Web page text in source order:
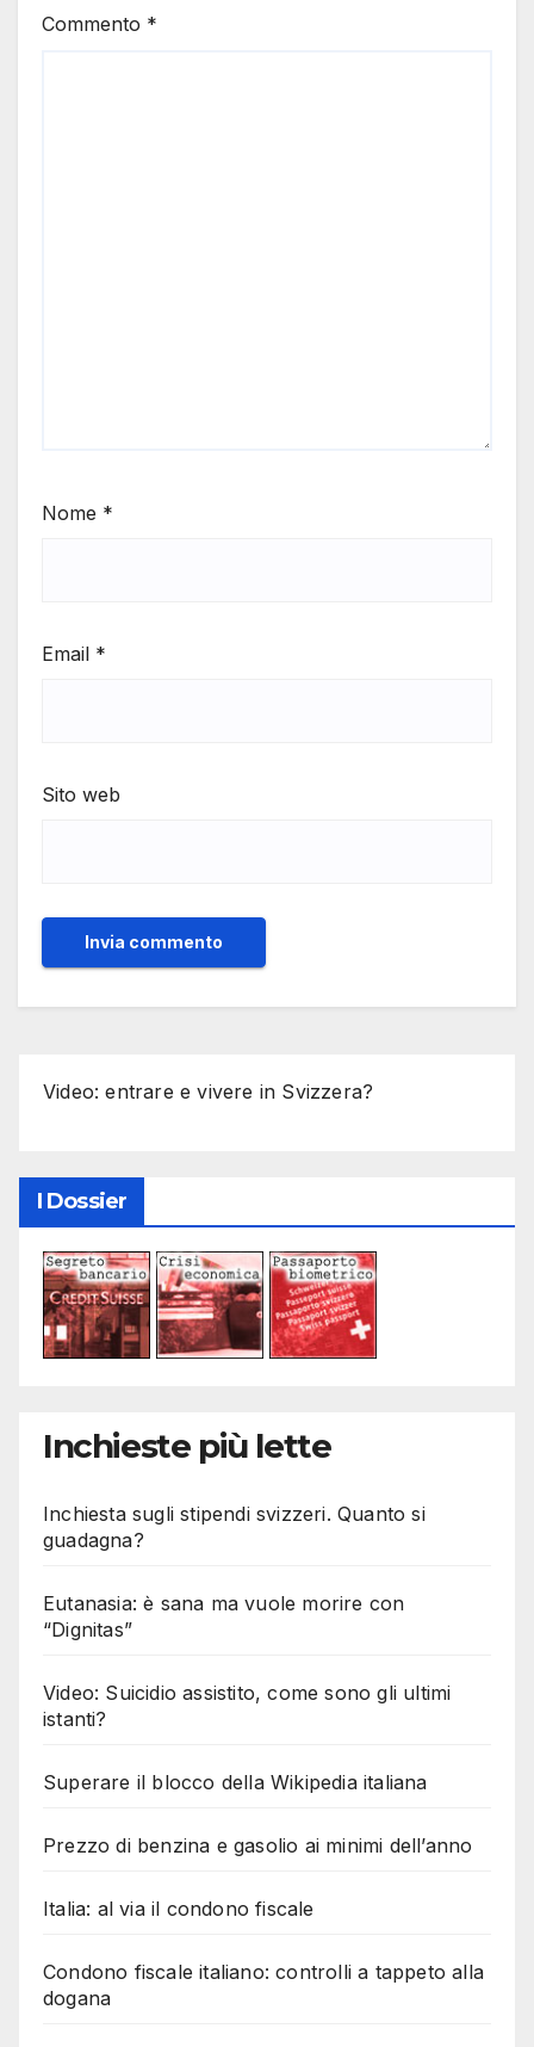
Commento *
Nome *
Email *
Sito web
Video: entrare e vivere in Svizzera?
I Dossier
Inchieste più lette
Inchiesta sugli stipendi svizzeri. Quanto si
guadagna?
Eutanasia: è sana ma vuole morire con
“Dignitas”
Video: Suicidio assistito, come sono gli ultimi
istanti?
Superare il blocco della Wikipedia italiana
Prezzo di benzina e gasolio ai minimi dell’anno
Italia: al via il condono fiscale
Condono fiscale italiano: controlli a tappeto alla
dogana